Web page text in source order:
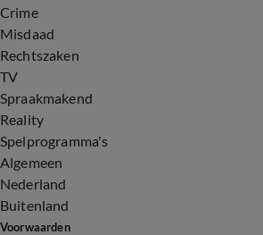
Crime
Misdaad
Rechtszaken
TV
Spraakmakend
Reality
Spelprogramma's
Algemeen
Nederland
Buitenland
Voorwaarden